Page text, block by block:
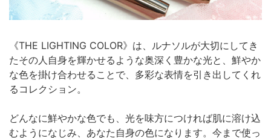
《THE LIGHTING COLOR》は、ルナソルが大切にしてき
たその人自身を輝かせるような奥深く豊かな光と、鮮やか
な色を掛け合わせることで、多彩な表情を引き出してくれ
るコレクション。
どんなに鮮やかな色でも、光を味方につければ肌に溶け込
むようになじみ、あなた自身の色になります。今まで使っ